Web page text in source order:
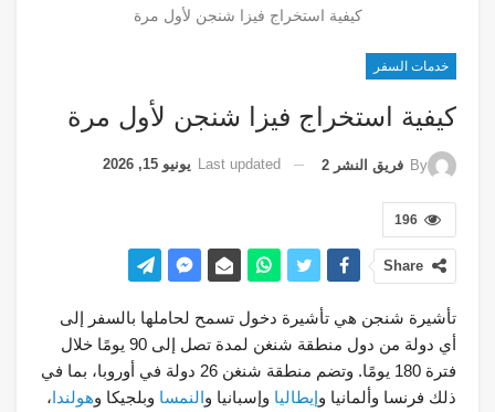
كيفية استخراج فيزا شنجن لأول مرة
خدمات السفر
كيفية استخراج فيزا شنجن لأول مرة
By فريق النشر 2 Last updated يونيو 15, 2026
196
Share
تأشيرة شنجن هي تأشيرة دخول تسمح لحاملها بالسفر إلى
أي دولة من دول منطقة شنغن لمدة تصل إلى 90 يومًا خلال
فترة 180 يومًا. وتضم منطقة شنغن 26 دولة في أوروبا، بما في
ذلك فرنسا وألمانيا وإيطاليا وإسبانيا والنمسا وبلجيكا وهولندا،